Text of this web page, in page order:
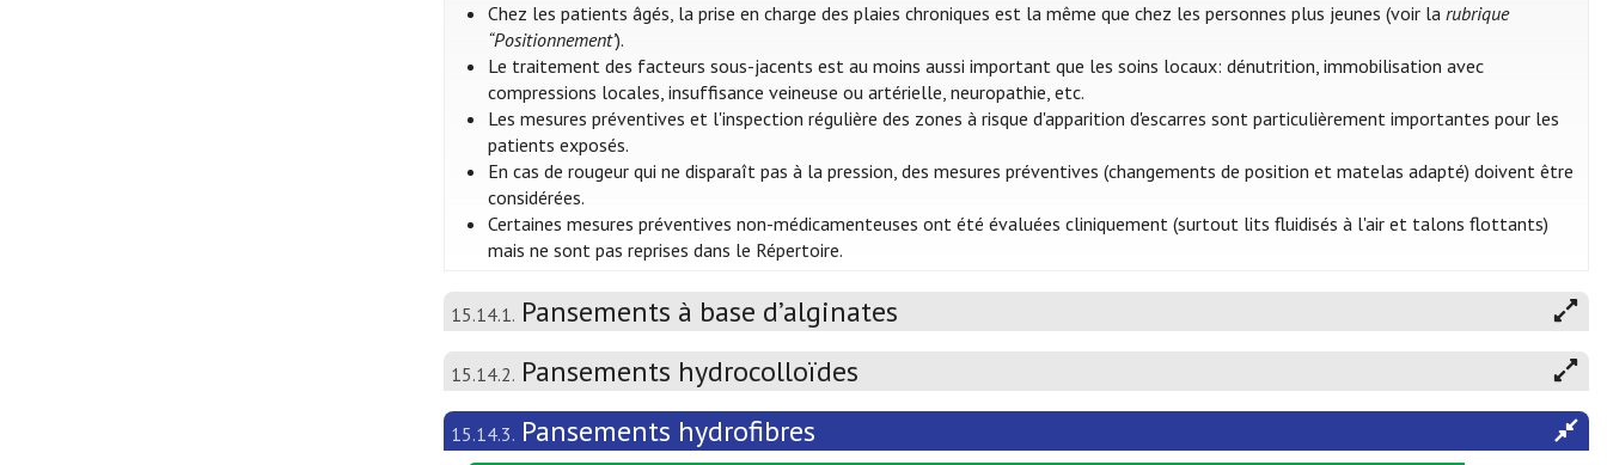
Chez les patients âgés, la prise en charge des plaies chroniques est la même que chez les personnes plus jeunes (voir larubrique
“Positionnement’).
Le traitement des facteurs sous-jacents est au moins aussi important que les soins locaux: dénutrition, immobilisation avec
compressions locales, insuffisance veineuse ou artérielle, neuropathie, etc.
Les mesures préventives et l'inspection régulière des zones à risque d'apparition d'escarres sont particulièrement importantes pour les
patients exposés.
En cas de rougeur qui ne disparaît pas à la pression, des mesures préventives (changements de position et matelas adapté) doivent être
considérées.
Certaines mesures préventives non-médicamenteuses ont été évaluées cliniquement (surtout lits fluidisés à l'air et talons flottants)
mais ne sont pas reprises dans le Répertoire.
15.14.1. Pansements à base d’alginates
15.14.2. Pansements hydrocolloïdes
15.14.3. Pansements hydrofibres